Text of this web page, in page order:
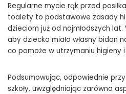
Regularne mycie rąk przed
toalety to podstawowe zasady
dzieciom już od najmłodszych
aby dziecko miało własny bidon
co pomoże w utrzymaniu higieny
Podsumowując, odpowiednie
szkoły, uwzględniając zarówno